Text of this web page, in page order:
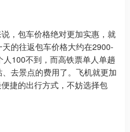
，包车价格绝对更加实惠，就
的往返包车价格大约在2900-
100不到，而高铁票单人单趟
去景点的费用了。飞机就更加
捷的出行方式，不妨选择包